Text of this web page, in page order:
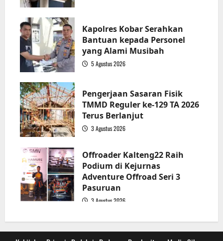
Kapolres Kobar Serahkan
Bantuan kepada Personel
yang Alami Musibah
5 Agustus 2026
Pengerjaan Sasaran Fisik
TMMD Reguler ke-129 TA 2026
Terus Berlanjut
3 Agustus 2026
Offroader Kalteng22 Raih
Podium di Kejurnas
Adventure Offroad Seri 3
Pasuruan
3 Agustus 2026